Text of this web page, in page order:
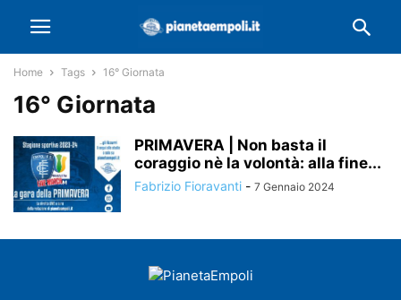
Home Tags 16° Giornata
16° Giornata
PRIMAVERA | Non basta il
coraggio nè la volontà: alla fine...
Fabrizio Fioravanti - 7 Gennaio 2024